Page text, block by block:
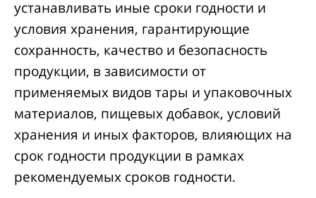
устанавливать иные сроки годности и
условия хранения, гарантирующие
сохранность, качество и безопасность
продукции, в зависимости от
применяемых видов тары и упаковочных
материалов, пищевых добавок, условий
хранения и иных факторов, влияющих на
срок годности продукции в рамках
рекомендуемых сроков годности.